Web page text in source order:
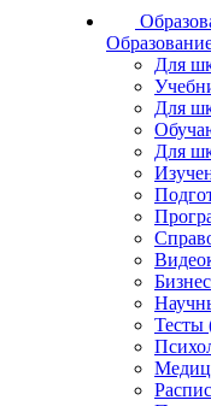
Для
Для
Для
Тесты